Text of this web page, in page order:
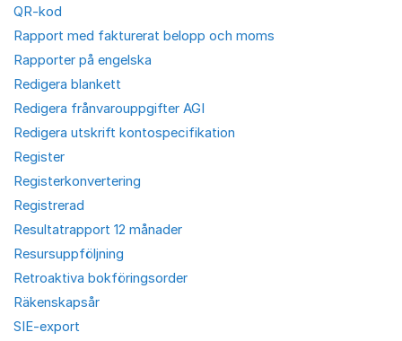
QR-kod
Rapport med fakturerat belopp och moms
Rapporter på engelska
Redigera blankett
Redigera frånvarouppgifter AGI
Redigera utskrift kontospecifikation
Register
Registerkonvertering
Registrerad
Resultatrapport 12 månader
Resursuppföljning
Retroaktiva bokföringsorder
Räkenskapsår
SIE-export